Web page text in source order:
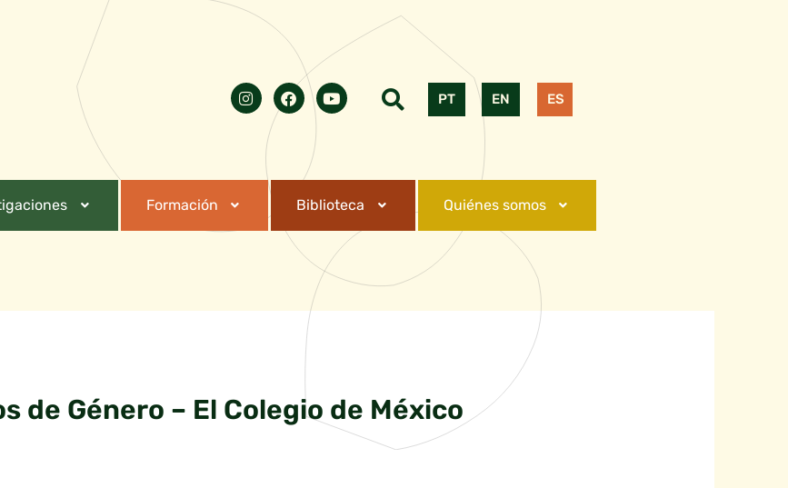
PT EN ES
Formación Biblioteca Quiénes somos
de Género – El Colegio de México